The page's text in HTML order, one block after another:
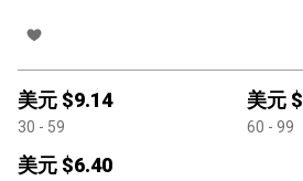
美元 $9.14
30 - 59
美元 $
60 - 99
美元 $6.40